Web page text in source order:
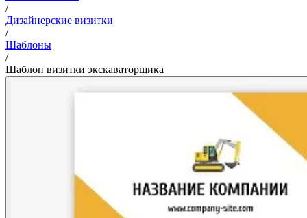
/
Дизайнерские визитки
/
Шаблоны
/
Шаблон визитки экскаваторщика